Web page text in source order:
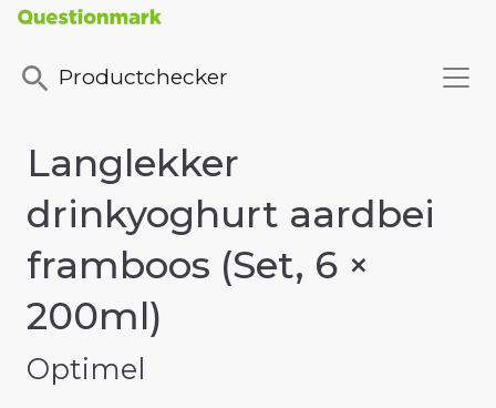
Productchecker
Langlekker
drinkyoghurt aardbei
framboos (Set, 6 ×
200ml)
Optimel